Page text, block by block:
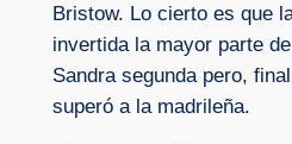
Bristow. Lo cierto es que
invertida la mayor parte
Sandra segunda pero,
superó a la madrileña.